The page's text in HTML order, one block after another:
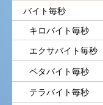
バイト毎秒
キロバイト毎秒
エクサバイト毎秒
ペタバイト毎秒
テラバイト毎秒